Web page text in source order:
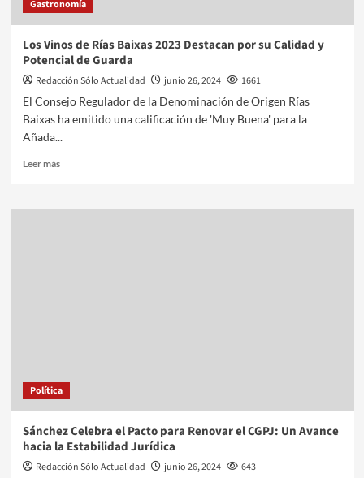
Gastronomía
Los Vinos de Rías Baixas 2023 Destacan por su Calidad y
Potencial de Guarda
Redacción Sólo Actualidad junio 26, 2024
1661
El Consejo Regulador de la Denominación de Origen Rías
Baixas ha emitido una calificación de 'Muy Buena' para la
Añada...
Leer más
Política
Sánchez Celebra el Pacto para Renovar el CGPJ: Un Avance
hacia la Estabilidad Jurídica
Redacción Sólo Actualidad junio 26, 2024
643